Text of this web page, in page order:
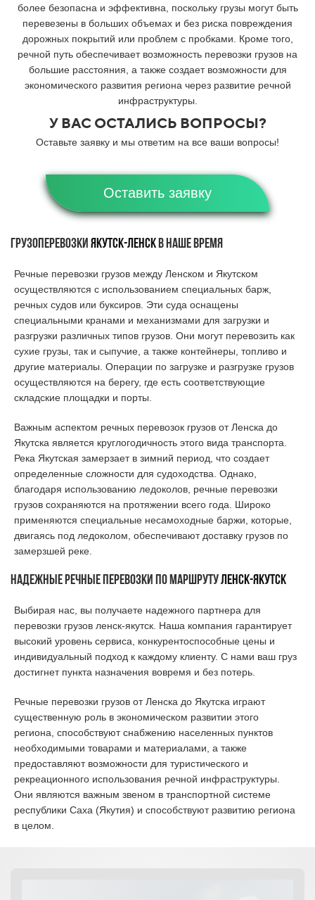
более безопасна и эффективна, поскольку грузы могут быть
перевезены в больших объемах и без риска повреждения
дорожных покрытий или проблем с пробками. Кроме того,
речной путь обеспечивает возможность перевозки грузов на
большие расстояния, а также создает возможности для
экономического развития региона через развитие речной
инфраструктуры.
У ВАС ОСТАЛИСЬ ВОПРОСЫ?
Оставьте заявку и мы ответим на все ваши вопросы!
Оставить заявку
Грузоперевозки Якутск-Ленскв наше время
Речные перевозки грузов между Ленском и Якутском
осуществляются с использованием специальных барж,
речных судов или буксиров. Эти суда оснащены
специальными кранами и механизмами для загрузки и
разгрузки различных типов грузов. Они могут перевозить как
сухие грузы, так и сыпучие, а также контейнеры, топливо и
другие материалы. Операции по загрузке и разгрузке грузов
осуществляются на берегу, где есть соответствующие
складские площадки и порты.
Важным аспектом речных перевозок грузов от Ленска до
Якутска является круглогодичность этого вида транспорта.
Река Якутская замерзает в зимний период, что создает
определенные сложности для судоходства. Однако,
благодаря использованию ледоколов, речные перевозки
грузов сохраняются на протяжении всего года. Широко
применяются специальные несамоходные баржи, которые,
двигаясь под ледоколом, обеспечивают доставку грузов по
замерзшей реке.
Надежные речные перевозки по маршрутуЛенск-Якутск
Выбирая нас, вы получаете надежного партнера для
перевозки грузов ленск-якутск. Наша компания гарантирует
высокий уровень сервиса, конкурентоспособные цены и
индивидуальный подход к каждому клиенту. С нами ваш груз
достигнет пункта назначения вовремя и без потерь.
Речные перевозки грузов от Ленска до Якутска играют
существенную роль в экономическом развитии этого
региона, способствуют снабжению населенных пунктов
необходимыми товарами и материалами, а также
предоставляют возможности для туристического и
рекреационного использования речной инфраструктуры.
Они являются важным звеном в транспортной системе
республики Саха (Якутия) и способствуют развитию региона
в целом.